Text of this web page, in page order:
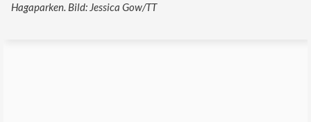
Hagaparken. Bild: Jessica Gow/TT